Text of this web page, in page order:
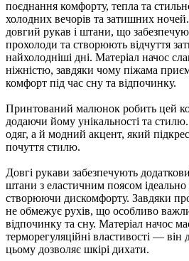
поєднання комфорту, тепла та
холодних вечорів та затишних
довгий рукав і штани, що
прохолоди та створюють відчуття
найхолодніші дні. Матеріал начос
ніжністю, завдяки чому піжама
комфорт під час сну та відпочинку.
Принтований малюнок робить цей
додаючи йому унікальності та
одяг, а й модний акцент, який
почуття стилю.
Довгі рукави забезпечують
штани з еластичним поясом ідеально
створюючи дискомфорту. Завдяки
не обмежує рухів, що особливо
відпочинку та сну. Матеріал начос
терморегуляційні властивості — він
цьому дозволяє шкірі дихати.